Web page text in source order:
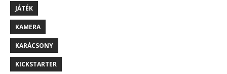
JÁTÉK
KAMERA
KARÁCSONY
KICKSTARTER